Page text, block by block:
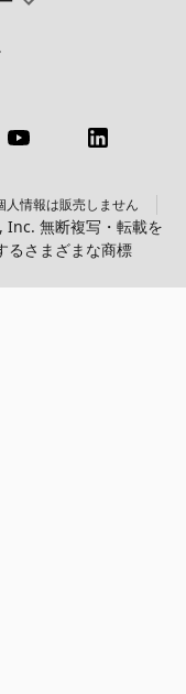
人情報は販売しません
無断複写・転載を
るさまざまな商標